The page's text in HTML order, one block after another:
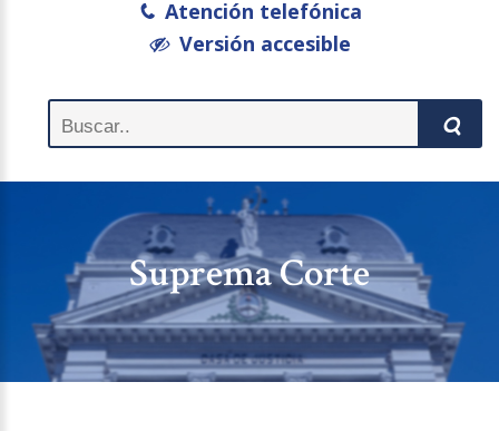
Atención telefónica
Versión accesible
Suprema Corte